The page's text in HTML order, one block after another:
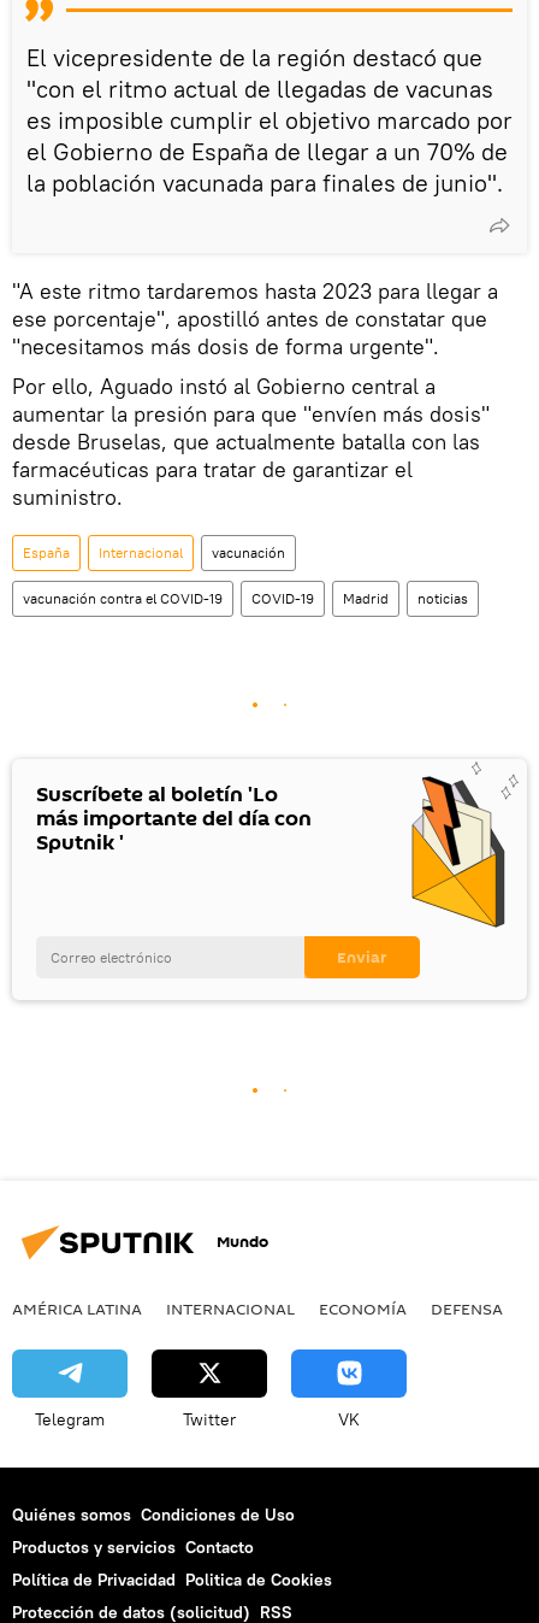
El vicepresidente de la región destacó que
"con el ritmo actual de llegadas de vacunas
es imposible cumplir el objetivo marcado por
el Gobierno de España de llegar a un 70% de
la población vacunada para finales de junio".
"A este ritmo tardaremos hasta 2023 para llegar a
ese porcentaje", apostilló antes de constatar que
"necesitamos más dosis de forma urgente".
Por ello, Aguado instó al Gobierno central a
aumentar la presión para que "envíen más dosis"
desde Bruselas, que actualmente batalla con las
farmacéuticas para tratar de garantizar el
suministro.
España Internacional vacunación
vacunación contra el COVID-19 COVID-19 Madrid noticias
Suscríbete al boletín 'Lo
más importante del día con
Sputnik '
Mundo
AMÉRICA LATINA INTERNACIONAL ECONOMÍA DEFENSA
Telegram Twitter VK
Quiénes somos Condiciones de Uso
Productos y servicios Contacto
Política de Privacidad Politica de Cookies
Protección de datos (solicitud) RSS